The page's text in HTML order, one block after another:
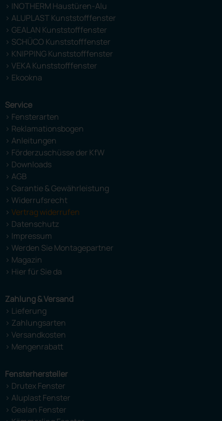
> INOTHERM Haustüren-Alu
> ALUPLAST Kunststofffenster
> GEALAN Kunststofffenster
> SCHÜCO Kunststofffenster
> KNIPPING Kunststofffenster
> VEKA Kunststofffenster
> Ekookna
Service
> Fensterarten
> Reklamationsbogen
> Anleitungen
> Förderzuschüsse der KfW
> Downloads
> AGB
> Garantie & Gewährleistung
> Widerrufsrecht
> Vertrag widerrufen
> Datenschutz
> Impressum
> Werden Sie Montagepartner
> Magazin
> Hier für Sie da
Zahlung & Versand
> Lieferung
> Zahlungsarten
> Versandkosten
> Mengenrabatt
Fensterhersteller
> Drutex Fenster
> Aluplast Fenster
> Gealan Fenster